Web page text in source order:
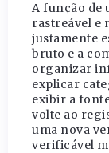
A função de
rastreável e
justamente
bruto e a
organizar
explicar
exibir a
volte ao
uma nova
verificável